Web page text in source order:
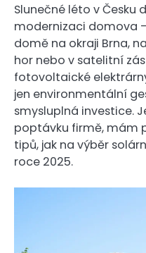
Slunečné léto v Česku
modernizaci domova
domě na okraji Brna,
hor nebo v satelitní
fotovoltaické
jen environmentální
smysluplná investice.
poptávku firmě, mám
tipů, jak na výběr
roce 2025.